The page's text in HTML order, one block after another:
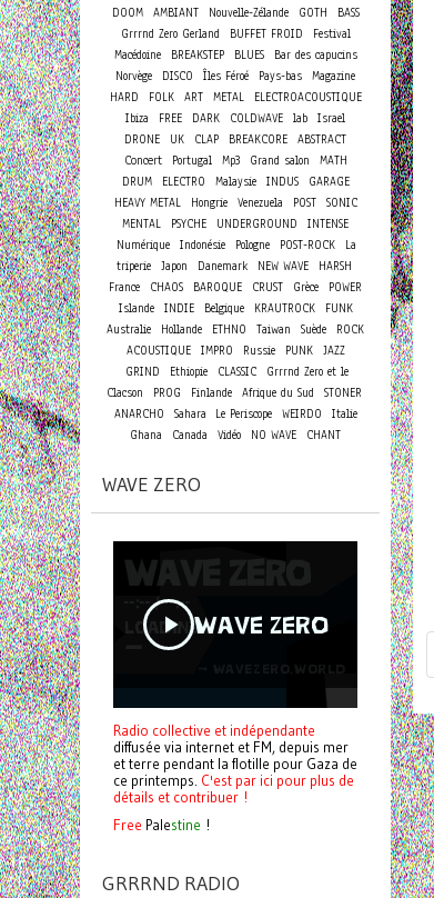
DOOM
AMBIANT Nouvelle-Zélande GOTH
BASS
Grrrnd Zero Gerland
BUFFET FROID
Festival
Macédoine
BREAKSTEP BLUES
Bar des capucins
Norvège
DISCO Îles Féroé Pays-bas Magazine
HARD
FOLK ART METAL
ELECTROACOUSTIQUE
Ibiza
FREE DARK COLDWAVE lab Israel
DRONE
UK CLAP BREAKCORE ABSTRACT
Concert Portugal Mp3 Grand salon
MATH
DRUM
ELECTRO Malaysie INDUS
GARAGE
HEAVY METAL
Hongrie Venezuela POST
SONIC
MENTAL
PSYCHE UNDERGROUND
INTENSE
Numérique Indonésie Pologne POST-ROCK
La
triperie Japon Danemark NEW WAVE
HARSH
France
CHAOS BAROQUE CRUST Grèce
POWER
Islande
INDIE Belgique KRAUTROCK
FUNK
Australie
Hollande ETHNO Taiwan Suède
ROCK
ACOUSTIQUE
IMPRO Russie PUNK
JAZZ
GRIND
Ethiopie CLASSIC
Grrrnd Zero et le
Clacson
PROG Finlande Afrique du Sud
STONER
ANARCHO
Sahara Le Periscope WEIRDO
Italie
Ghana
Canada Vidéo NO WAVE CHANT
WAVE ZERO
Radio collective et indépendante
diffusée via internet et FM, depuis mer
et terre pendant la flotille pour Gaza de
ce printemps. C'est par ici pour plus de
détails et contribuer !
Free Palestine !
GRRRND RADIO